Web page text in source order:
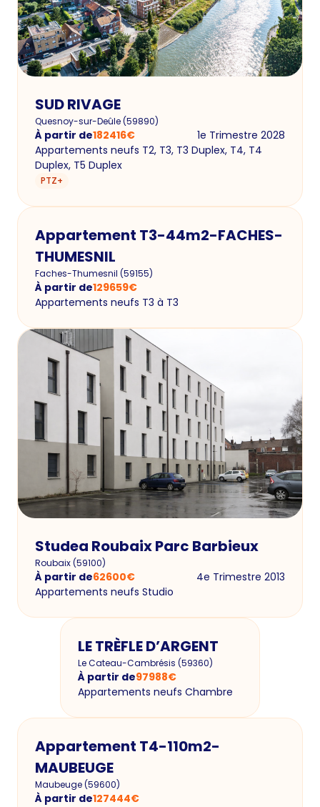
SUD RIVAGE
Quesnoy-sur-Deûle(59890)
À partir de182416€
1e Trimestre 2028
Appartements neufs T2, T3, T3 Duplex, T4, T4
Duplex, T5 Duplex
PTZ+
Appartement T3-44m2-FACHES-
THUMESNIL
Faches-Thumesnil (59155)
À partir de129659€
Appartements neufs T3 à T3
Studea Roubaix Parc Barbieux
Roubaix(59100)
À partir de62600€
4e Trimestre 2013
Appartements neufs Studio
LE TRÈFLE D’ARGENT
Le Cateau-Cambrésis (59360)
À partir de97988€
Appartements neufs Chambre
Appartement T4-110m2-
MAUBEUGE
Maubeuge(59600)
À partir de127444€